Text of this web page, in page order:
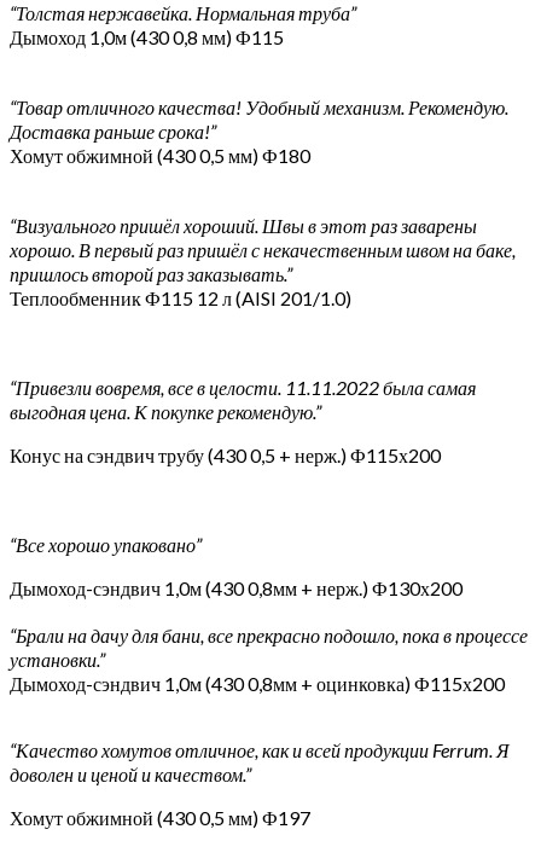
“Толстая нержавейка. Нормальная труба”
Дымоход 1,0м (430 0,8 мм) Ф115
“Товар отличного качества! Удобный механизм. Рекомендую.
Доставка раньше срока!”
Хомут обжимной (430 0,5 мм) Ф180
“Визуального пришёл хороший. Швы в этот раз заварены
хорошо. В первый раз пришёл с некачественным швом на баке,
пришлось второй раз заказывать.”
Теплообменник Ф115 12 л (AISI 201/1.0)
“Привезли вовремя, все в целости. 11.11.2022 была самая
выгодная цена. К покупке рекомендую.”
Конус на сэндвич трубу (430 0,5 + нерж.) Ф115х200
“Все хорошо упаковано”
Дымоход-сэндвич 1,0м (430 0,8мм + нерж.) Ф130х200
“Брали на дачу для бани, все прекрасно подошло, пока в процессе
установки.”
Дымоход-сэндвич 1,0м (430 0,8мм + оцинковка) Ф115х200
“Качество хомутов отличное, как и всей продукции Ferrum. Я
доволен и ценой и качеством.”
Хомут обжимной (430 0,5 мм) Ф197